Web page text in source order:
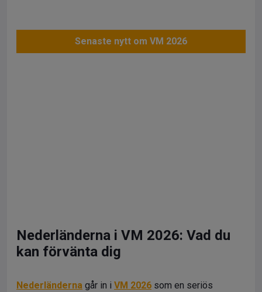
Senaste nytt om VM 2026
Nederländerna i VM 2026: Vad du
kan förvänta dig
Nederländerna går in i VM 2026 som en seriös